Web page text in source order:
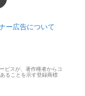
ー広告について
ビスが、著作権者からコ
ることを示す登録商標